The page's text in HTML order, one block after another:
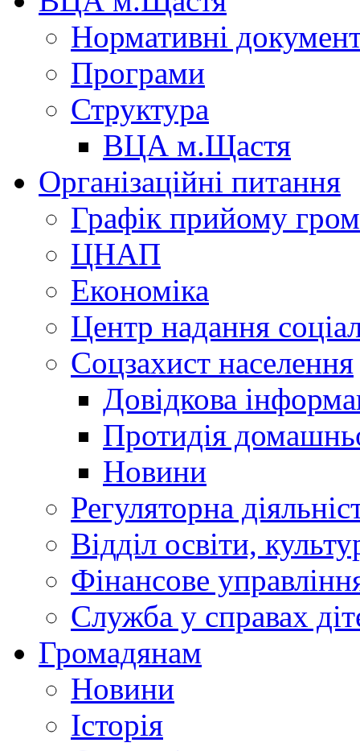
Нормативні
Програми
Структура
ВЦА м.Щастя
Організаційні питання
Графік прийому
ЦНАП
Економіка
Центр надання
Соцзахист населення
Довідкова
Протидія
Новини
Регуляторна
Відділ освіти,
Фінансове
Служба у справах
Громадянам
Новини
Історія